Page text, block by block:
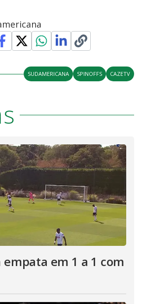
SUDAMERICANA SPINOFFS CAZETV
em 1 a 1 com